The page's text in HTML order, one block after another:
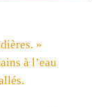
»
à l’eau